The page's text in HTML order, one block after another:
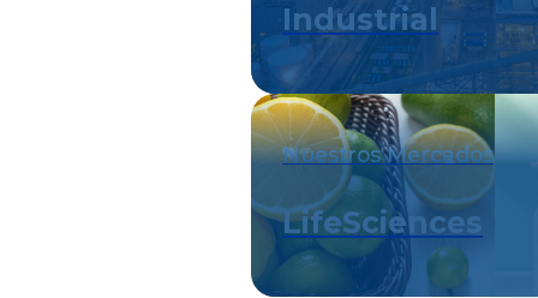
Industrial
Nuestros Mercados
LifeSciences